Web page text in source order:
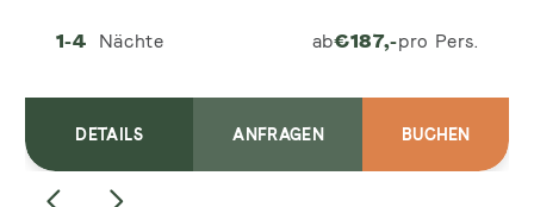
1-4 Nächte ab€187,-pro Pers.
DETAILS BUCHEN
ANFRAGEN